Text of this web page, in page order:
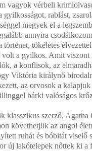
vagyok vérbeli
rablást,
megyek el a
annyira
tökéletes
a gyilkos. Amit viszont
a konflisok, az
Viktória királynő
az orvosok a
bárki valóságos
klasszikus szerző,
követhetjük az angol
ruhát és bóbitát viselő
új lakótelepek nőttek ki a